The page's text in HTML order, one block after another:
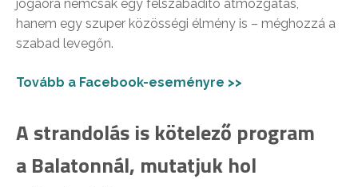
jógaóra nemcsak egy felszabadító átmozgatás,
hanem egy szuper közösségi élmény is – méghozzá a
szabad levegőn.
Tovább a Facebook-eseményre >>
A strandolás is kötelező program
a Balatonnál, mutatjuk hol